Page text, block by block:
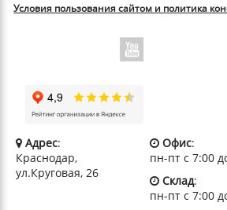
Условия пользования сайтом и политика
Адрес:
Краснодар,
ул.Круговая, 26
Офис:
пн-пт с 7:00
Склад:
пн-пт с 7:00